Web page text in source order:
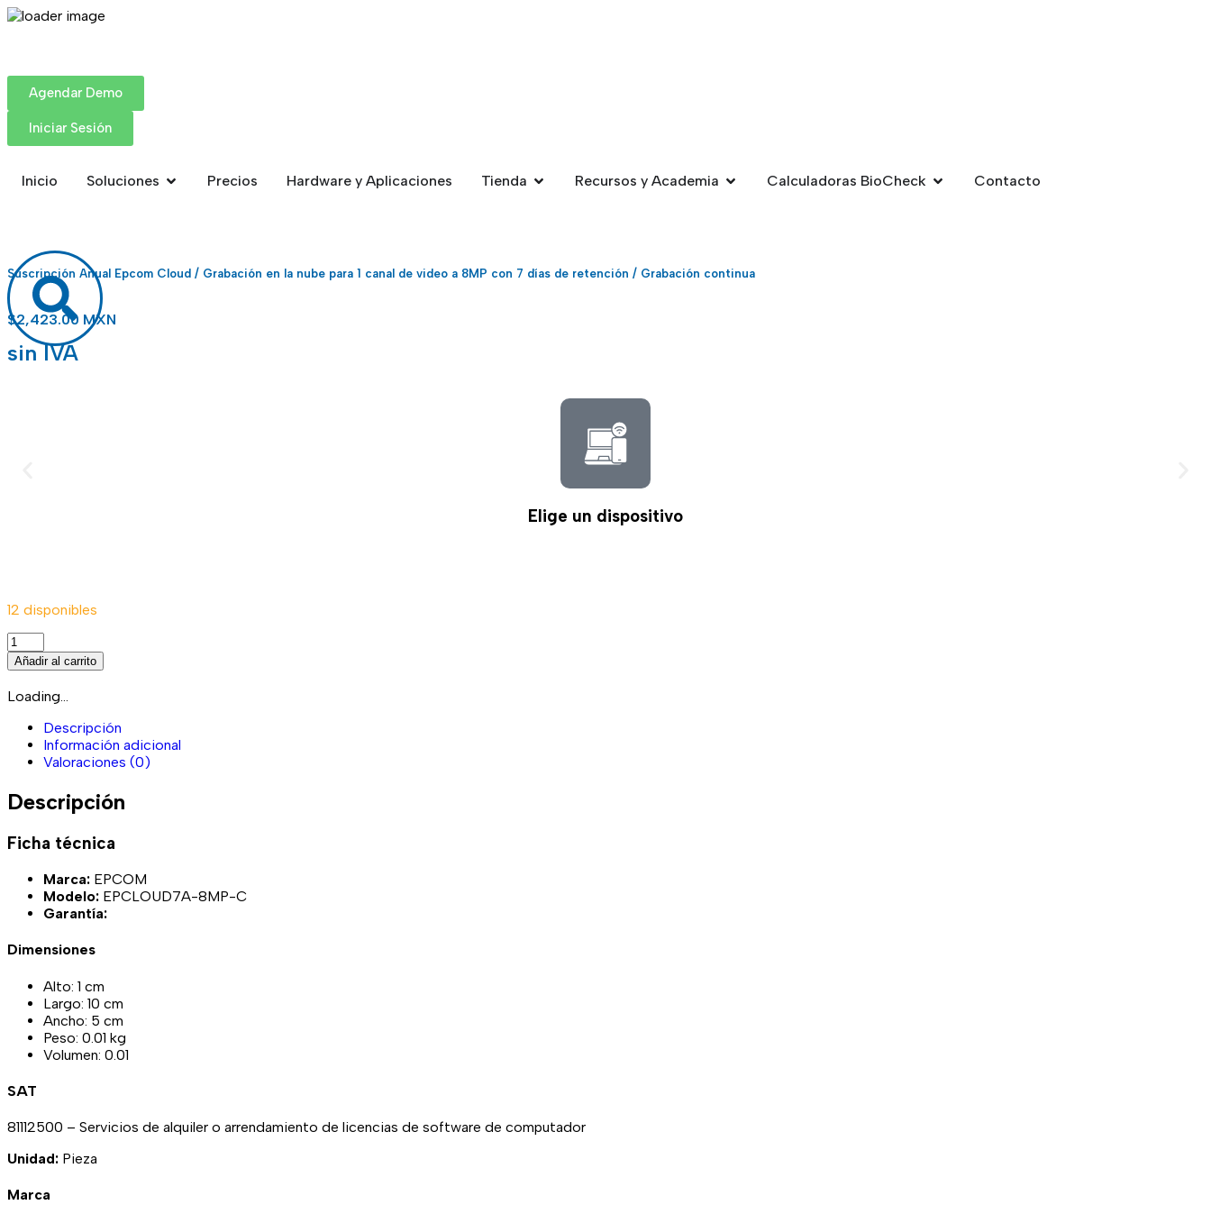
Agendar Demo
Iniciar Sesión
Inicio Soluciones Precios Hardware y Aplicaciones Tienda Recursos y Academia Calculadoras BioCheck Contacto
Suscripción Anual Epcom Cloud / Grabación en la nube para 1 canal de video a 8MP con 7 días de retención / Grabación continua
$2,423.00 MXN
sin IVA
Elige un dispositivo
12 disponibles
Añadir al carrito
Loading...
Descripción
Información adicional
Valoraciones (0)
Descripción
Ficha técnica
Marca: EPCOM
Modelo: EPCLOUD7A-8MP-C
Garantía:
Dimensiones
Alto: 1 cm
Largo: 10 cm
Ancho: 5 cm
Peso: 0.01 kg
Volumen: 0.01
SAT
81112500 – Servicios de alquiler o arrendamiento de licencias de software de computador
Unidad: Pieza
Marca